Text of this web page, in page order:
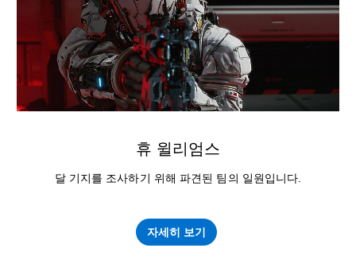
휴 윌리엄스
달 기지를 조사하기 위해 파견된 팀의 일원입니다.
자세히 보기